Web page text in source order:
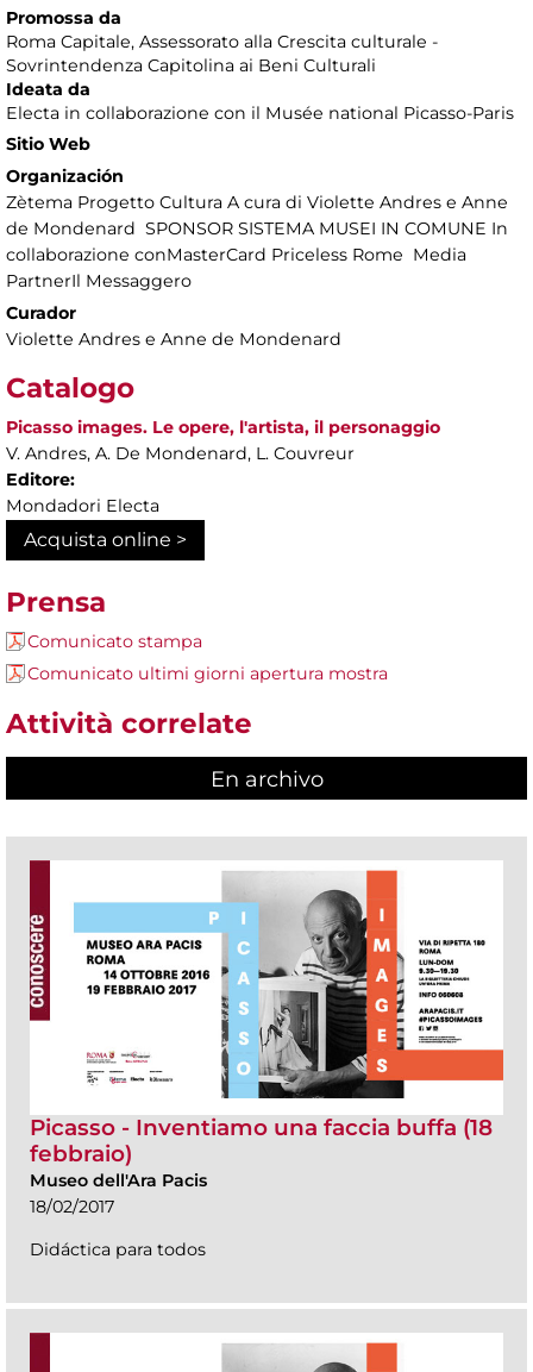
Promossa da
Roma Capitale, Assessorato alla Crescita culturale -
Sovrintendenza Capitolina ai Beni Culturali
Ideata da
Electa in collaborazione con il Musée national Picasso-Paris
Sitio Web
Organización
Zètema Progetto Cultura A cura di Violette Andres e Anne
de Mondenard SPONSOR SISTEMA MUSEI IN COMUNE In
collaborazione conMasterCard Priceless Rome Media
PartnerIl Messaggero
Curador
Violette Andres e Anne de Mondenard
Catalogo
Picasso images. Le opere, l'artista, il personaggio
V. Andres, A. De Mondenard, L. Couvreur
Editore:
Mondadori Electa
Acquista online >
Prensa
Comunicato stampa
Comunicato ultimi giorni apertura mostra
Attività correlate
En archivo
Picasso - Inventiamo una faccia buffa (18
febbraio)
Museo dell'Ara Pacis
18/02/2017
Didáctica para todos